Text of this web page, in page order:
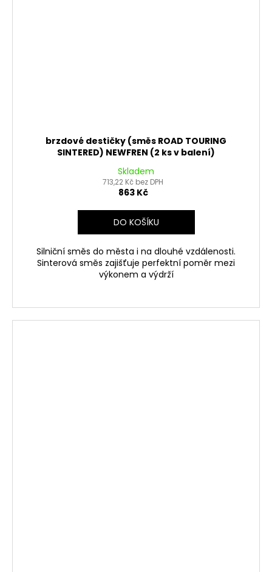
brzdové destičky (směs ROAD TOURING
SINTERED) NEWFREN (2 ks v balení)
Skladem
713,22 Kč bez DPH
863 Kč
DO KOŠÍKU
Silniční směs do města i na dlouhé vzdálenosti.
Sinterová směs zajišťuje perfektní poměr mezi
výkonem a výdrží